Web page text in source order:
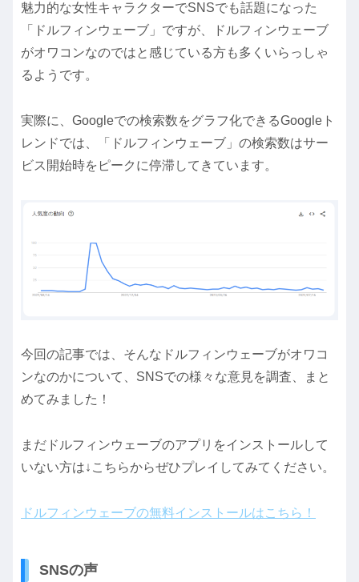
魅力的な女性キャラクターでSNSでも話題になった
「ドルフィンウェーブ」ですが、ドルフィンウェーブ
がオワコンなのではと感じている方も多くいらっしゃ
るようです。
実際に、Googleでの検索数をグラフ化できるGoogleト
レンドでは、「ドルフィンウェーブ」の検索数はサー
ビス開始時をピークに停滞してきています。
今回の記事では、そんなドルフィンウェーブがオワコ
ンなのかについて、SNSでの様々な意見を調査、まと
めてみました！
まだドルフィンウェーブのアプリをインストールして
いない方は↓こちらからぜひプレイしてみてください。
ドルフィンウェーブの無料インストールはこちら！
SNSの声